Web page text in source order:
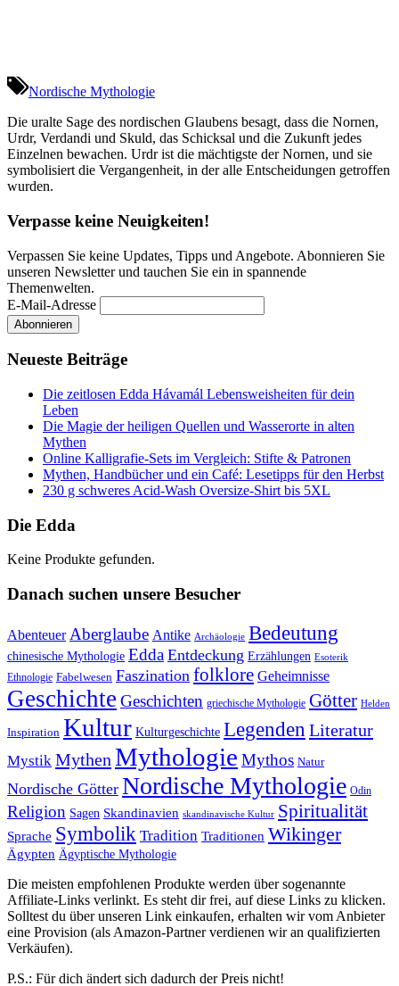
Nordische Mythologie
Die uralte Sage des nordischen Glaubens besagt, dass die Nornen,
Urdr, Verdandi und Skuld, das Schicksal und die Zukunft jedes
Einzelnen bewachen. Urdr ist die mächtigste der Nornen, und sie
symbolisiert die Vergangenheit, in der alle Entscheidungen getroffen
wurden.
Verpasse keine Neuigkeiten!
Verpassen Sie keine Updates, Tipps und Angebote. Abonnieren Sie
unseren Newsletter und tauchen Sie ein in spannende
Themenwelten.
E-Mail-Adresse
Neueste Beiträge
Die zeitlosen Edda Hávamál Lebensweisheiten für dein
Leben
Die Magie der heiligen Quellen und Wasserorte in alten
Mythen
Online Kalligrafie‑Sets im Vergleich: Stifte & Patronen
Mythen, Handbücher und ein Café: Lesetipps für den Herbst
230 g schweres Acid-Wash Oversize-Shirt bis 5XL
Die Edda
Keine Produkte gefunden.
Danach suchen unsere Besucher
Abenteuer Aberglaube Antike Archäologie Bedeutung
chinesische Mythologie Edda Entdeckung Erzählungen Esoterik
Ethnologie Fabelwesen Faszination folklore Geheimnisse
Geschichte Geschichten griechische Mythologie Götter Helden
Inspiration Kultur Kulturgeschichte Legenden Literatur
Mystik Mythen Mythologie Mythos Natur
Nordische Götter Nordische Mythologie Odin
Religion Sagen Skandinavien skandinavische Kultur Spiritualität
Sprache Symbolik Tradition Traditionen Wikinger
Ägypten Ägyptische Mythologie
Die meisten empfohlenen Produkte werden über sogenannte
Affiliate-Links verlinkt. Es steht dir frei, auf diese Links zu klicken.
Solltest du über unseren Link einkaufen, erhalten wir vom Anbieter
eine Provision (als Amazon-Partner verdienen wir an qualifizierten
Verkäufen).
P.S.: Für dich ändert sich dadurch der Preis nicht!